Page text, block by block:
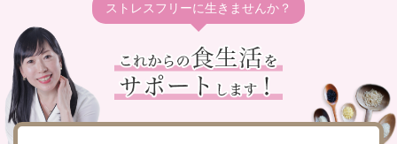
ストレスフリーに生きませんか？